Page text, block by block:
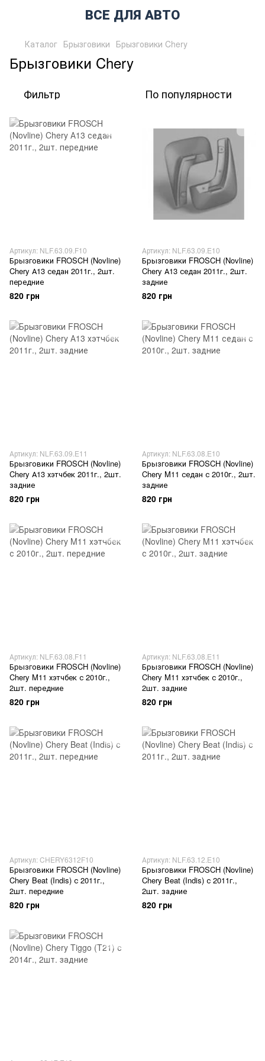
ВСЕ ДЛЯ АВТО
Каталог Брызговики Брызговики Chery
Брызговики Chery
Фильтр По популярности
Артикул: NLF.63.09.F10
Брызговики FROSCH (Novline)
Chery А13 седан 2011г., 2шт.
передние
820 грн
Артикул: NLF.63.09.E10
Брызговики FROSCH (Novline)
Chery А13 седан 2011г., 2шт.
задние
820 грн
Артикул: NLF.63.09.E11
Брызговики FROSCH (Novline)
Chery А13 хэтчбек 2011г., 2шт.
задние
820 грн
Артикул: NLF.63.08.E10
Брызговики FROSCH (Novline)
Chery M11 седан с 2010г., 2шт.
задние
820 грн
Артикул: NLF.63.08.F11
Брызговики FROSCH (Novline)
Chery M11 хэтчбек с 2010г.,
2шт. передние
820 грн
Артикул: NLF.63.08.E11
Брызговики FROSCH (Novline)
Chery M11 хэтчбек с 2010г.,
2шт. задние
820 грн
Артикул: CHERY6312F10
Брызговики FROSCH (Novline)
Chery Beat (Indis) с 2011г.,
2шт. передние
820 грн
Артикул: NLF.63.12.E10
Брызговики FROSCH (Novline)
Chery Beat (Indis) с 2011г.,
2шт. задние
820 грн